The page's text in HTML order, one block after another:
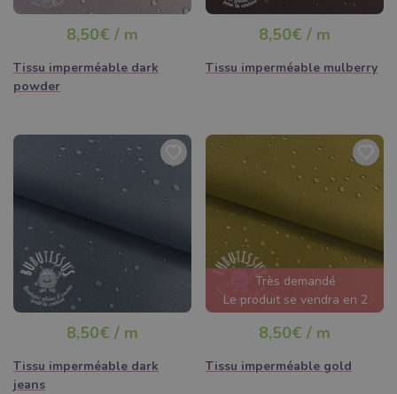
8,50€ / m
Tissu imperméable dark
powder
8,50€ / m
Tissu imperméable mulberry
8,50€ / m
Tissu imperméable dark
jeans
Très demandé
Le produit se vendra en 2
jours
8,50€ / m
Tissu imperméable gold